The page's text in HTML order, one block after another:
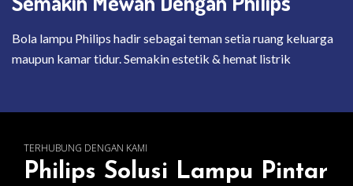
Bola lampu Philips hadir sebagai teman setia ruang keluarga
maupun kamar tidur. Semakin estetik & hemat listrik
TERHUBUNG DENGAN KAMI
Philips Solusi Lampu Pintar